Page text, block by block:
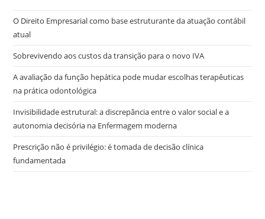
O Direito Empresarial como base estruturante da atuação contábil
atual
Sobrevivendo aos custos da transição para o novo IVA
A avaliação da função hepática pode mudar escolhas terapêuticas
na prática odontológica
Invisibilidade estrutural: a discrepância entre o valor social e a
autonomia decisória na Enfermagem moderna
Prescrição não é privilégio: é tomada de decisão clínica
fundamentada